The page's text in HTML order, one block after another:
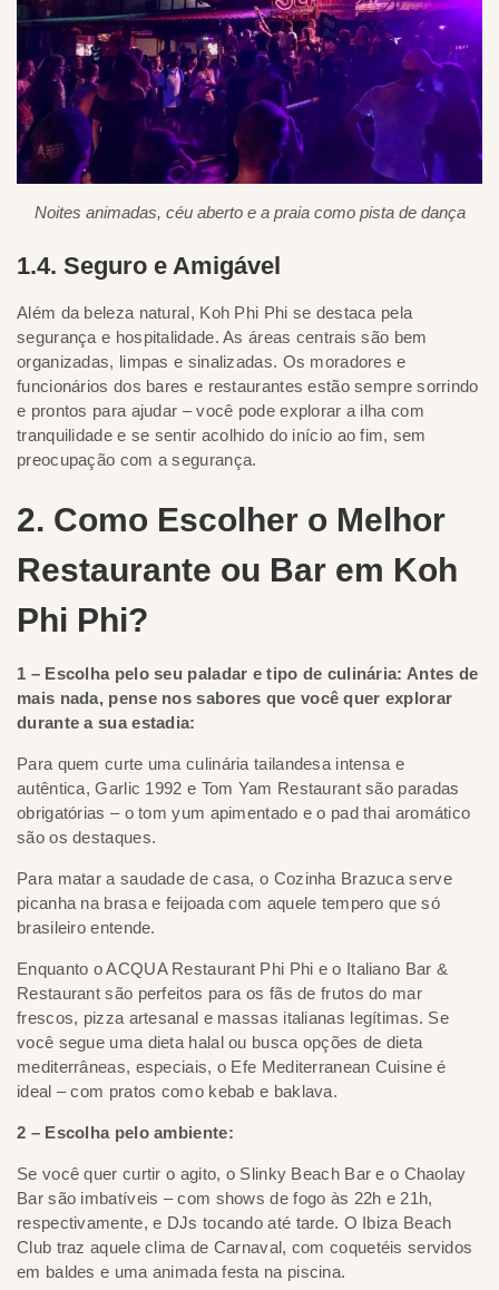
Noites animadas, céu aberto e a praia como pista de dança
1.4. Seguro e Amigável
Além da beleza natural, Koh Phi Phi se destaca pela
segurança e hospitalidade. As áreas centrais são bem
organizadas, limpas e sinalizadas. Os moradores e
funcionários dos bares e restaurantes estão sempre sorrindo
e prontos para ajudar – você pode explorar a ilha com
tranquilidade e se sentir acolhido do início ao fim, sem
preocupação com a segurança.
2. Como Escolher o Melhor
Restaurante ou Bar em Koh
Phi Phi?
1 – Escolha pelo seu paladar e tipo de culinária: Antes de
mais nada, pense nos sabores que você quer explorar
durante a sua estadia:
Para quem curte uma culinária tailandesa intensa e
autêntica, Garlic 1992 e Tom Yam Restaurant são paradas
obrigatórias – o tom yum apimentado e o pad thai aromático
são os destaques.
Para matar a saudade de casa, o Cozinha Brazuca serve
picanha na brasa e feijoada com aquele tempero que só
brasileiro entende.
Enquanto o ACQUA Restaurant Phi Phi e o Italiano Bar &
Restaurant são perfeitos para os fãs de frutos do mar
frescos, pizza artesanal e massas italianas legítimas. Se
você segue uma dieta halal ou busca opções de dieta
mediterrâneas, especiais, o Efe Mediterranean Cuisine é
ideal – com pratos como kebab e baklava.
2 – Escolha pelo ambiente:
Se você quer curtir o agito, o Slinky Beach Bar e o Chaolay
Bar são imbatíveis – com shows de fogo às 22h e 21h,
respectivamente, e DJs tocando até tarde. O Ibiza Beach
Club traz aquele clima de Carnaval, com coquetéis servidos
em baldes e uma animada festa na piscina.